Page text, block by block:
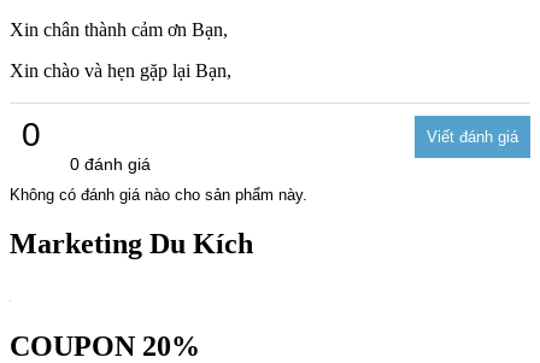
Xin chân thành cảm ơn Bạn,
Xin chào và hẹn gặp lại Bạn,
0
0 đánh giá
Không có đánh giá nào cho sản phẩm này.
Marketing Du Kích
COUPON 20%